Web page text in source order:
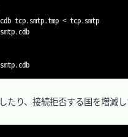
tcp.smtp.tmp
< tcp.smtp
	tcprulescheck tcp.smtp.cdb
り、接続拒否する国を増減